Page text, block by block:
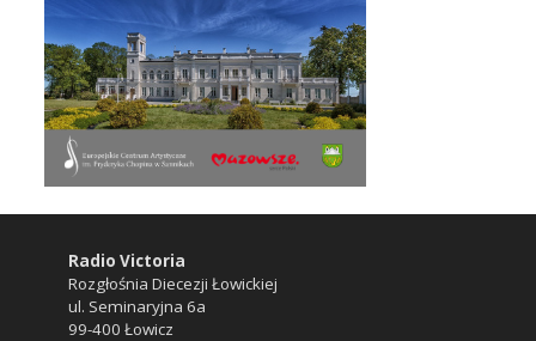
Radio Victoria
Rozgłośnia Diecezji Łowickiej
ul. Seminaryjna 6a
99-400 Łowicz